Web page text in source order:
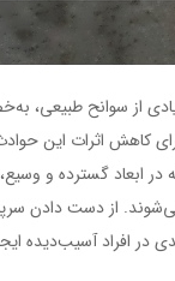
کاهش اثرات این
گسترده و
از دست دادن
افراد آسیب‌دیده